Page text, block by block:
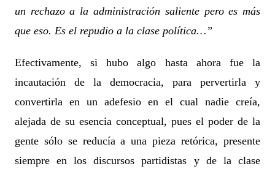
un rechazo a la administración saliente pero es más
que eso. Es el repudio a la clase política…”
Efectivamente, si hubo algo hasta ahora fue la
incautación de la democracia, para pervertirla y
convertirla en un adefesio en el cual nadie creía,
alejada de su esencia conceptual, pues el poder de la
gente sólo se reducía a una pieza retórica, presente
siempre en los discursos partidistas y de la clase